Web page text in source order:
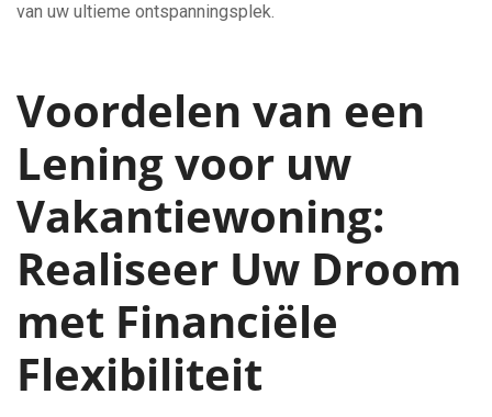
van uw ultieme ontspanningsplek.
Voordelen van een
Lening voor uw
Vakantiewoning:
Realiseer Uw Droom
met Financiële
Flexibiliteit